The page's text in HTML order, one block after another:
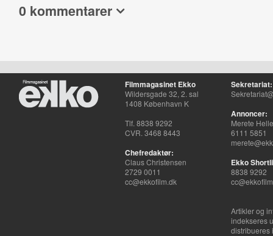
0 kommentarer
Filmmagasinet Ekko
Wildersgade 32, 2. sal
1408 København K
Tlf. 8838 9292
CVR. 3468 8443
Chefredaktør:
Claus Christensen
2729 0011
cc@ekkofilm.dk
Sekretariat:
Annoncer:
Merete
6111 5851
Ekko
8838 9292
Artikler og
indekseres
distribueres